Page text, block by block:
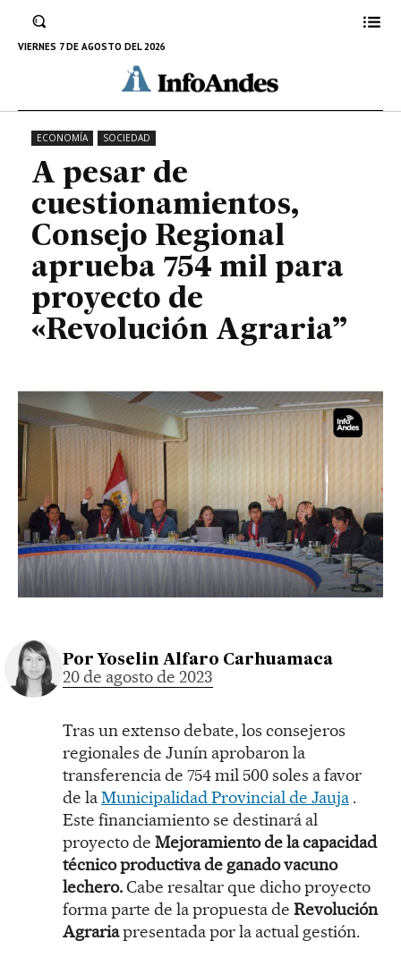
VIERNES 7 DE AGOSTO DEL 2026
mil para proyecto de «Revolución
Agraria”
20 DE AGOSTO DE 2023
ECONOMÍA SOCIEDAD
A pesar de
cuestionamientos,
Consejo Regional
aprueba 754 mil para
proyecto de
«Revolución Agraria”
Por Yoselin Alfaro Carhuamaca
20 de agosto de 2023
Tras un extenso debate, los consejeros
regionales de Junín aprobaron la
transferencia de 754 mil 500 soles a favor
de laMunicipalidad Provincial de Jauja .
Este financiamiento se destinará al
proyecto de Mejoramiento de la capacidad
técnico productiva de ganado vacuno
lechero.Cabe resaltar que dicho proyecto
forma parte de la propuesta de Revolución
Agrariapresentada por la actual gestión.